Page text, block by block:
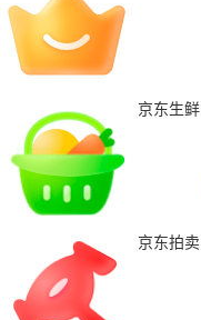
京东生鲜
京东拍卖